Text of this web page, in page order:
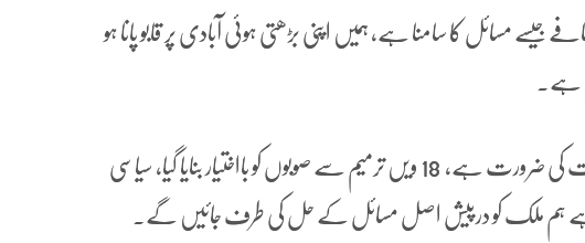
جیسے مسائل کا سامنا ہے، ہمیں اپنی بڑھتی ہوئی آبادی پر قابو پانا ہو
ہے۔
ان کا مزید کہنا ہے کہ عوام کے اجتماعی شعور میں اضافہ وقت کی ضرورت ہے، 18 ویں ترمیم سے صوبوں کو بااختیار بنایا گیا، سیاسی
ہے ہم ملک کو درپیش اصل مسائل کے حل کی طرف جائیں گے۔